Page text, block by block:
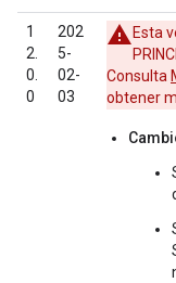
1
2.
0.
0
202
5-
02-
03
Esta
Consulta
obtener